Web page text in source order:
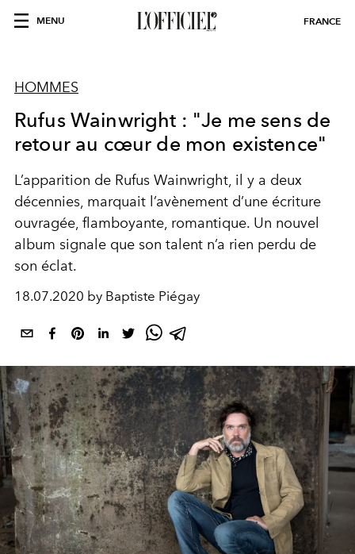
MENU FRANCE
HOMMES
Rufus Wainwright : "Je me sens de
retour au cœur de mon existence"
L’apparition de Rufus Wainwright, il y a deux
décennies, marquait l’avènement d’une écriture
ouvragée, flamboyante, romantique. Un nouvel
album signale que son talent n’a rien perdu de
son éclat.
18.07.2020 by Baptiste Piégay